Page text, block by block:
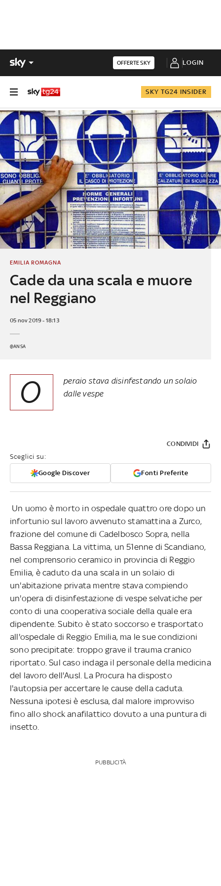
OFFERTE SKY LOGIN
SKY TG24 INSIDER
Cade da una scala e muore
nel Reggiano
EMILIA ROMAGNA
05 nov 2019 - 18:13
@ANSA
O
peraio stava disinfestando un solaio
dalle vespe
Sceglici su:
Google Discover Fonti Preferite
CONDIVIDI
Un uomo è morto in ospedale quattro ore dopo un
infortunio sul lavoro avvenuto stamattina a Zurco,
frazione del comune di Cadelbosco Sopra, nella
Bassa Reggiana. La vittima, un 51enne di Scandiano,
nel comprensorio ceramico in provincia di Reggio
Emilia, è caduto da una scala in un solaio di
un'abitazione privata mentre stava compiendo
un'opera di disinfestazione di vespe selvatiche per
conto di una cooperativa sociale della quale era
dipendente. Subito è stato soccorso e trasportato
all'ospedale di Reggio Emilia, ma le sue condizioni
sono precipitate: troppo grave il trauma cranico
riportato. Sul caso indaga il personale della medicina
del lavoro dell'Ausl. La Procura ha disposto
l'autopsia per accertare le cause della caduta.
Nessuna ipotesi è esclusa, dal malore improvviso
fino allo shock anafilattico dovuto a una puntura di
insetto.
PUBBLICITÀ